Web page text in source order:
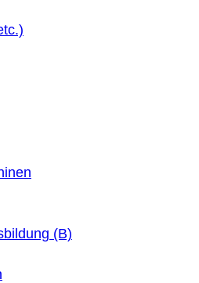
(B)